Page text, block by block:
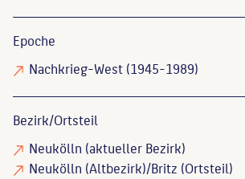
Epoche
Nachkrieg-West (1945-1989)
Bezirk/Ortsteil
Neukölln (aktueller Bezirk)
Neukölln (Altbezirk)/Britz (Ortsteil)